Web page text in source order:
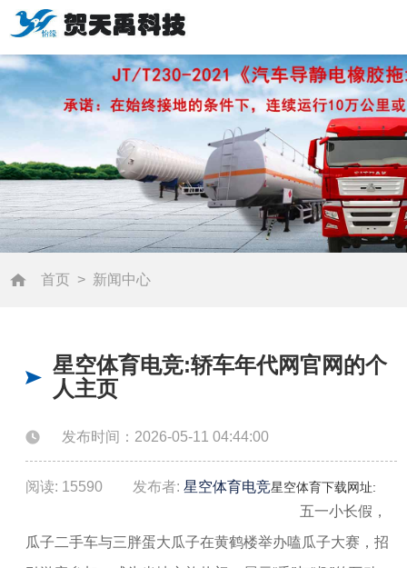
首页 > 新闻中心
星空体育电竞:轿车年代网官网的个
人主页
发布时间：2026-05-11 04:44:00
阅读: 15590 发布者: 星空体育电竞星空体育下载网址:
五一小长假，
瓜子二手车与三胖蛋大瓜子在黄鹤楼举办嗑瓜子大赛，招